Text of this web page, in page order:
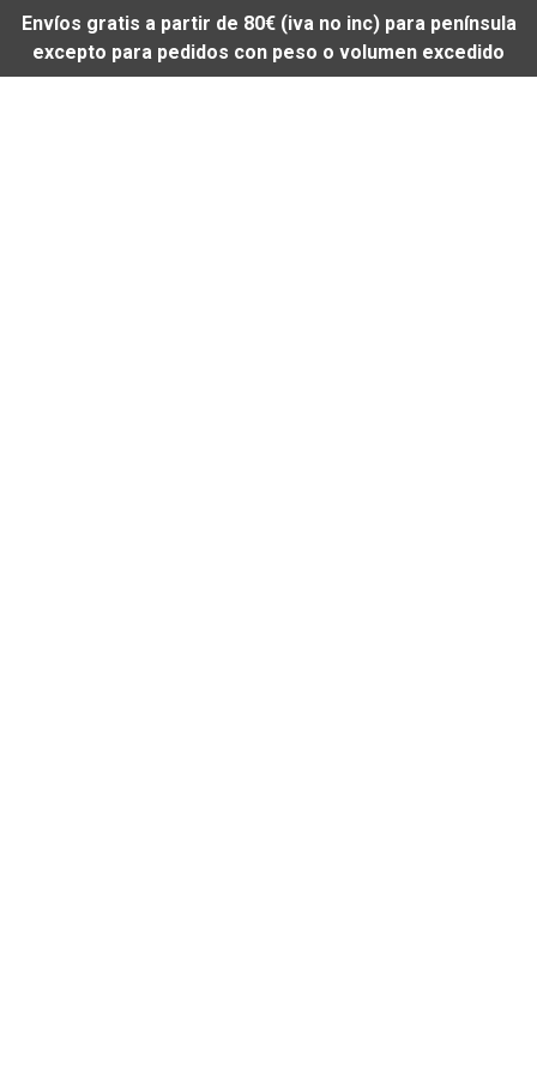
Envíos gratis a partir de 80€ (iva no inc) para península
excepto para pedidos con peso o volumen excedido